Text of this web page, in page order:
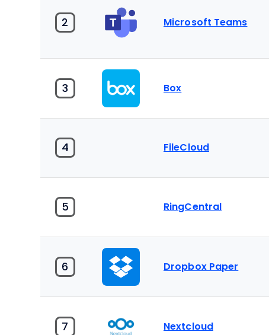
2 Microsoft Teams
3 Box
4 FileCloud
5 RingCentral
6 Dropbox Paper
7 Nextcloud